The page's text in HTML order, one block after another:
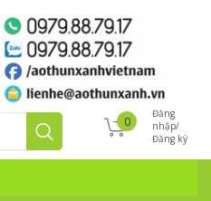
Đăng
nhập/
Đăng ký
0